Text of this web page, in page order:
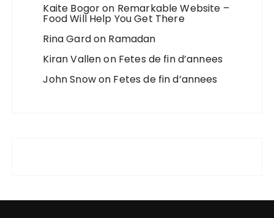
Kaite Bogoron Remarkable Website –
Food Will Help You Get There
Rina Gardon Ramadan
Kiran Vallenon Fetes de fin d’annees
John Snowon Fetes de fin d’annees